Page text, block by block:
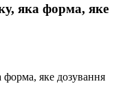
яка форма, яке